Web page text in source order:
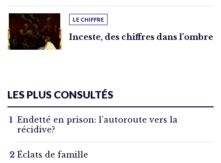
LE CHIFFRE
Inceste, des chiffres dans l’ombre
LES PLUS CONSULTÉS
Endetté en prison: l’autoroute vers la
récidive?
Éclats de famille